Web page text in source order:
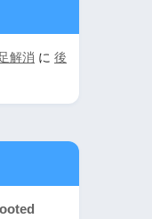
解消 に 後